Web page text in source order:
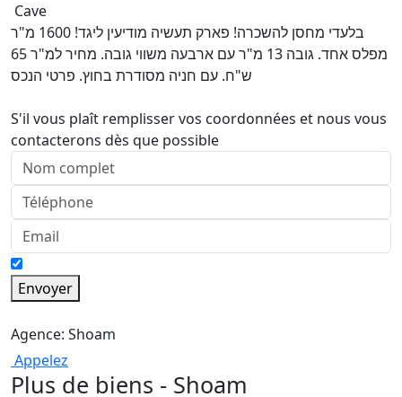
Cave
בלעדי מחסן להשכרה! פארק תעשיה מודיעין ליגד! 1600 מ"ר
מפלס אחד. גובה 13 מ"ר עם ארבעה משווי גובה. מחיר למ"ר 65
ש"ח. עם חניה מסודרת בחוץ. פרטי הנכס
S'il vous plaît remplisser vos coordonnées et nous vous
contacterons dès que possible
Envoyer
Agence: Shoam
Appelez
Plus de biens - Shoam